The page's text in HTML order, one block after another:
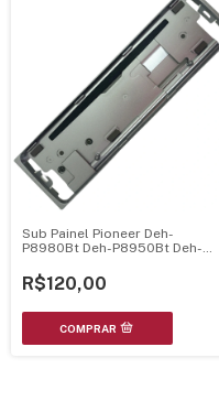
Sub Painel Pioneer Deh-
P8980Bt Deh-P8950Bt Deh-
R$120,00